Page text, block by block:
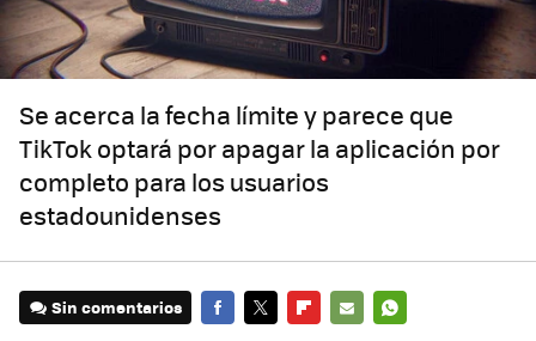
Se acerca la fecha límite y parece que
TikTok optará por apagar la aplicación por
completo para los usuarios
estadounidenses
Sin comentarios